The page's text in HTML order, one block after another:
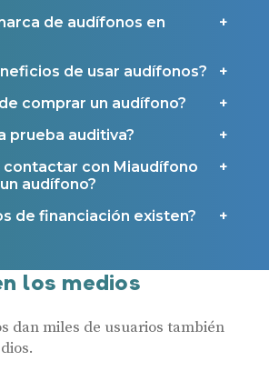
de audífonos en
de usar audífonos?
comprar un audífono?
prueba auditiva?
contactar con Miaudífono
audífono?
de financiación existen?
los medios
dan miles de usuarios también